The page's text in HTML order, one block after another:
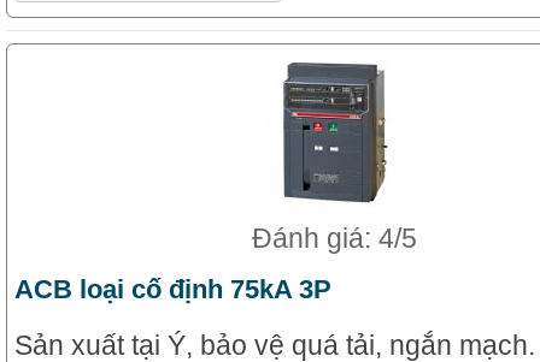
Đánh giá: 4/5
ACB loại cố định 75kA 3P
Sản xuất tại Ý, bảo vệ quá tải, ngắn